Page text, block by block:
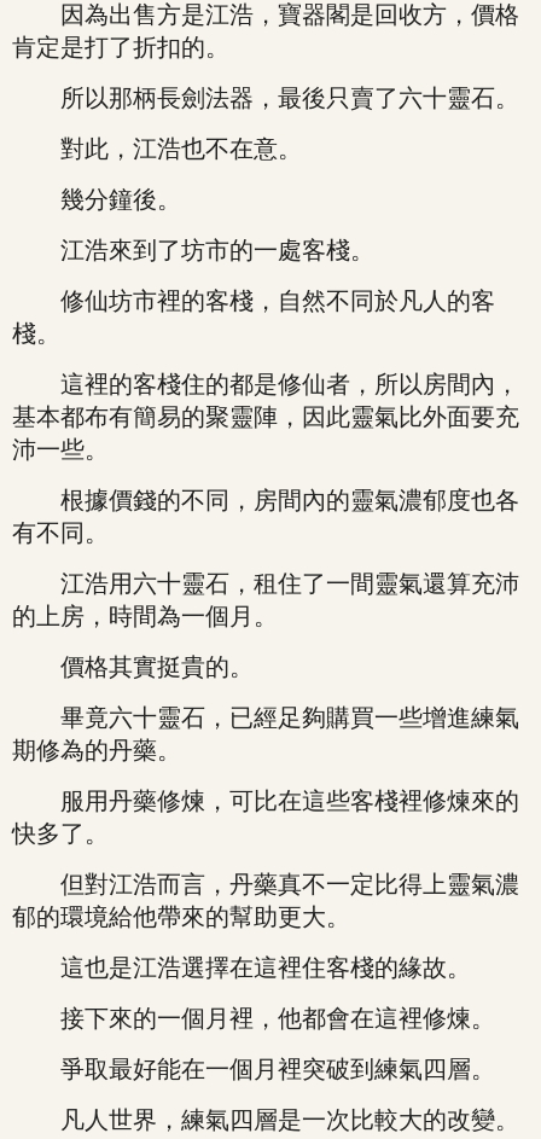
因為出售方是江浩，寶器閣是回收方，價格
肯定是打了折扣的。
所以那柄長劍法器，最後只賣了六十靈石。
對此，江浩也不在意。
幾分鐘後。
江浩來到了坊市的一處客棧。
修仙坊市裡的客棧，自然不同於凡人的客
棧。
這裡的客棧住的都是修仙者，所以房間內，
基本都布有簡易的聚靈陣，因此靈氣比外面要充
沛一些。
根據價錢的不同，房間內的靈氣濃郁度也各
有不同。
江浩用六十靈石，租住了一間靈氣還算充沛
的上房，時間為一個月。
價格其實挺貴的。
畢竟六十靈石，已經足夠購買一些增進練氣
期修為的丹藥。
服用丹藥修煉，可比在這些客棧裡修煉來的
快多了。
但對江浩而言，丹藥真不一定比得上靈氣濃
郁的環境給他帶來的幫助更大。
這也是江浩選擇在這裡住客棧的緣故。
接下來的一個月裡，他都會在這裡修煉。
爭取最好能在一個月裡突破到練氣四層。
凡人世界，練氣四層是一次比較大的改變。